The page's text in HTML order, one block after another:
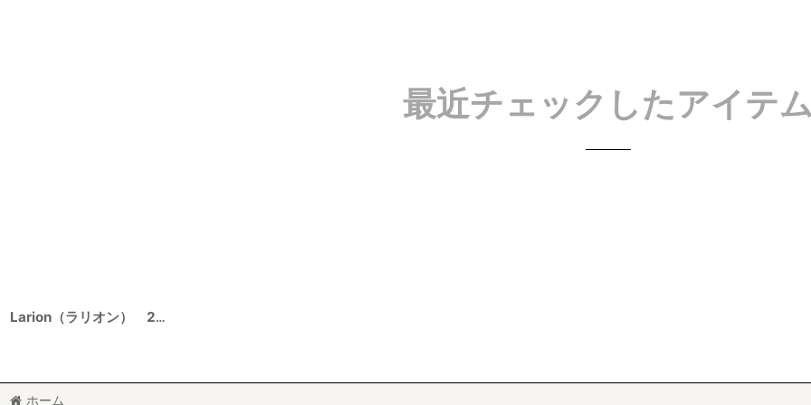
最近チェックしたアイテ
Larion（ラリオン） 2023 1500ml
ホーム